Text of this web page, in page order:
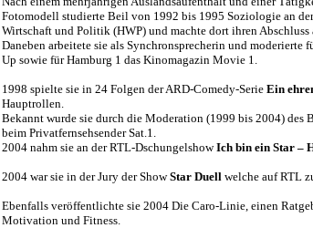
Fotomodell studierte Beil von 1992 bis 1995 Soziologie an
Wirtschaft und Politik (HWP) und machte dort ihren
Daneben arbeitete sie als Synchronsprecherin und moderierte
Up sowie für Hamburg 1 das Kinomagazin Movie 1.
1998 spielte sie in 24 Folgen der ARD-Comedy-Serie Ein
Hauptrollen.
Bekannt wurde sie durch die Moderation (1999 bis 2004) des
beim Privatfernsehsender Sat.1.
2004 nahm sie an der RTL-DschungelshowIch bin ein Star –
2004 war sie in der Jury der ShowStar Duell welche auf RTL
Ebenfalls veröffentlichte sie 2004 Die Caro-Linie, einen
Motivation und Fitness.